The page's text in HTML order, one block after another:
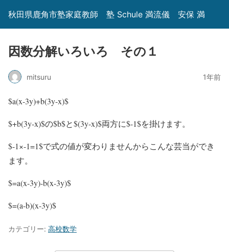
秋田県鹿角市塾家庭教師 塾 Schule 満流儀 安保 満
因数分解いろいろ その１
mitsuru 1年前
$a(x-3y)+b(3y-x)$
$+b(3y-x)$の$b$と$(3y-x)$両方に$-1$を掛けます。
$-1×-1=1$で式の値が変わりませんからこんな芸当ができ
ます。
$=a(x-3y)-b(x-3y)$
$=(a-b)(x-3y)$
カテゴリー: 高校数学